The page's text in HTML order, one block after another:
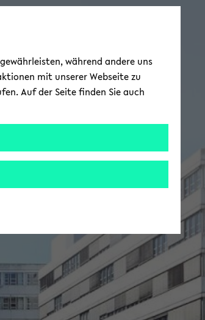
während andere uns
mit unserer Webseite zu
Auf der Seite finden Sie auch